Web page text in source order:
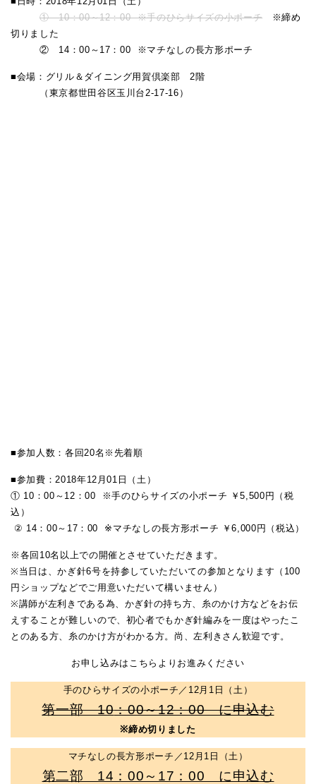
① 10：00～12：00 ※手のひらサイズの小ポーチ ※締め
切りました
② 14：00～17：00 ※マチなしの長方形ポーチ
■会場：グリル＆ダイニング用賀倶楽部 2階
（東京都世田谷区玉川台2-17-16）
■参加人数：各回20名※先着順
■参加費：2018年12月01日（土）
① 10：00～12：00 ※手のひらサイズの小ポーチ ￥5,500円（税
込）
② 14：00～17：00 ※マチなしの長方形ポーチ ￥6,000円（税込）
※各回10名以上での開催とさせていただきます。
※当日は、かぎ針6号を持参していただいての参加となります（100
円ショップなどでご用意いただいて構いません）
※講師が左利きである為、かぎ針の持ち方、糸のかけ方などをお伝
えすることが難しいので、初心者でもかぎ針編みを一度はやったこ
とのある方、糸のかけ方がわかる方。尚、左利きさん歓迎です。
お申し込みはこちらよりお進みください
手のひらサイズの小ポーチ／12月1日（土）
第一部 10：00～12：00 に申込む
※締め切りました
マチなしの長方形ポーチ／12月1日（土）
第二部 14：00～17：00 に申込む